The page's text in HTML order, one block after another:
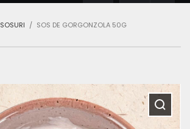
SOSURI SOS DE GORGONZOLA 50G